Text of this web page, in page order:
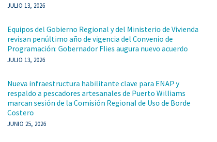
JULIO 13, 2026
Equipos del Gobierno Regional y del Ministerio de Vivienda
revisan penúltimo año de vigencia del Convenio de
Programación: Gobernador Flies augura nuevo acuerdo
JULIO 13, 2026
Nueva infraestructura habilitante clave para ENAP y
respaldo a pescadores artesanales de Puerto Williams
marcan sesión de la Comisión Regional de Uso de Borde
Costero
JUNIO 25, 2026